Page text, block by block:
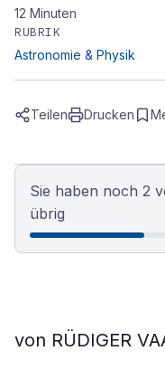
12 Minuten
RUBRIK
Astronomie & Physik
Teilen Drucken
Sie haben noch 2
übrig
von RÜDIGER